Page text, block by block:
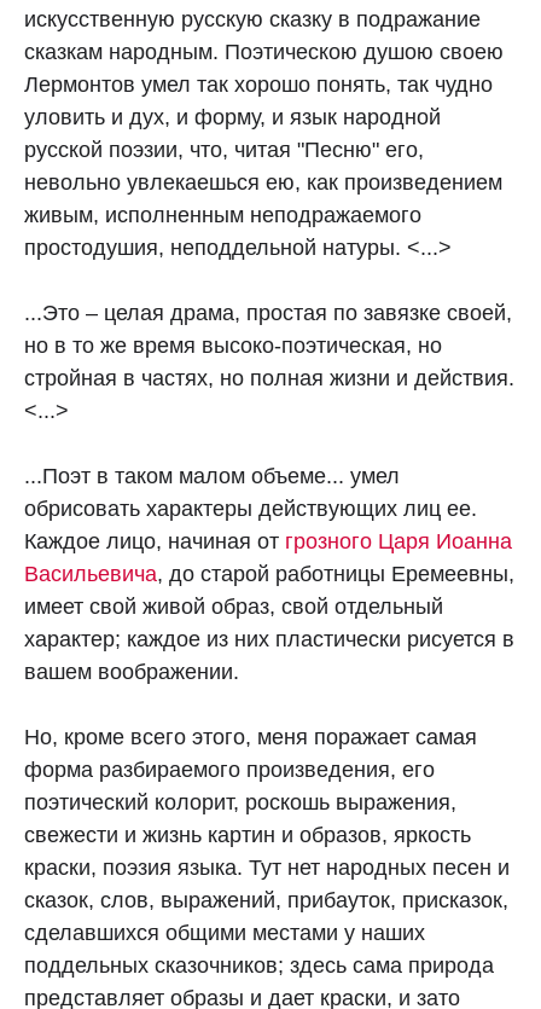
искусственную русскую сказку в подражание
сказкам народным. Поэтическою душою своею
Лермонтов умел так хорошо понять, так чудно
уловить и дух, и форму, и язык народной
русской поэзии, что, читая "Песню" его,
невольно увлекаешься ею, как произведением
живым, исполненным неподражаемого
простодушия, неподдельной натуры. <...>
...Это – целая драма, простая по завязке своей,
но в то же время высоко-поэтическая, но
стройная в частях, но полная жизни и действия.
<...>
...Поэт в таком малом объеме... умел
обрисовать характеры действующих лиц ее.
Каждое лицо, начиная от грозного Царя Иоанна
Васильевича, до старой работницы Еремеевны,
имеет свой живой образ, свой отдельный
характер; каждое из них пластически рисуется в
вашем воображении.
Но, кроме всего этого, меня поражает самая
форма разбираемого произведения, его
поэтический колорит, роскошь выражения,
свежести и жизнь картин и образов, яркость
краски, поэзия языка. Тут нет народных песен и
сказок, слов, выражений, прибауток, присказок,
сделавшихся общими местами у наших
поддельных сказочников; здесь сама природа
представляет образы и дает краски, и зато